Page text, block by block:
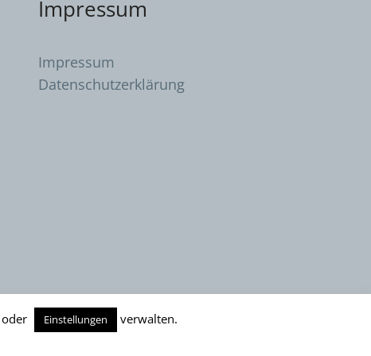
Impressum
Impressum
Datenschutzerklärung
oder Einstellungen verwalten.